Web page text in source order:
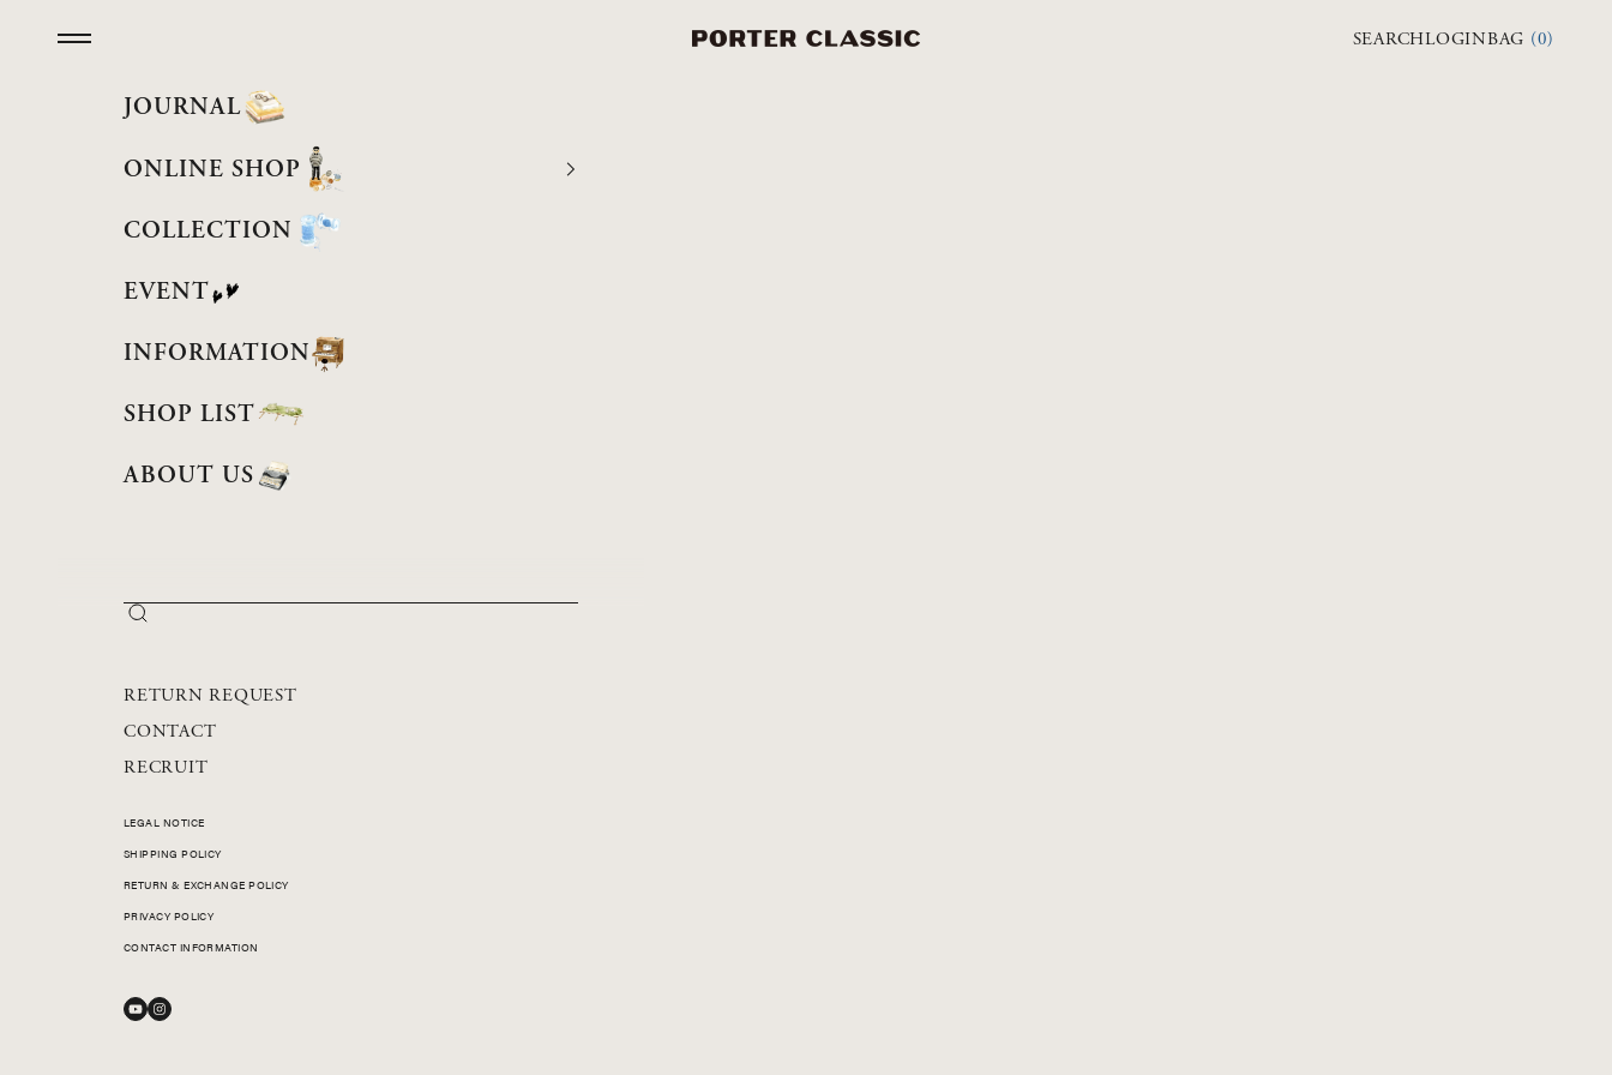
PORTER CLASSIC
メニューを開く 検索を開く
SEARCHアカウントページに
LOGINカートを開く
BAG (0)
JOURNAL
ONLINE SHOP
MEN
WOMEN
ACCESSORY
COLLECTION
EVENT
INFORMATION
SHOP LIST
ABOUT US
RETURN REQUEST
CONTACT
RECRUIT
LEGAL NOTICE
SHIPPING POLICY
RETURN & EXCHANGE POLICY
PRIVACY POLICY
CONTACT INFORMATION